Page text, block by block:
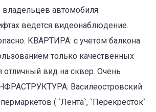
владельцев автомобиля
ведется видеонаблюдение.
КВАРТИРА: с учетом балкона
только качественных
вид на сквер. Очень
Василеостровский
( `Лента`, `Перекресток`